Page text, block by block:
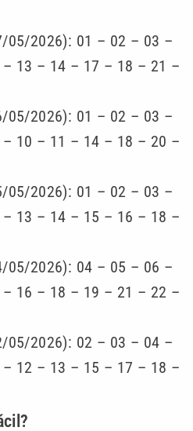
05/2026): 01 – 02 – 03 –
13 – 14 – 17 – 18 – 21 –
05/2026): 01 – 02 – 03 –
10 – 11 – 14 – 18 – 20 –
05/2026): 01 – 02 – 03 –
13 – 14 – 15 – 16 – 18 –
05/2026): 04 – 05 – 06 –
16 – 18 – 19 – 21 – 22 –
05/2026): 02 – 03 – 04 –
12 – 13 – 15 – 17 – 18 –